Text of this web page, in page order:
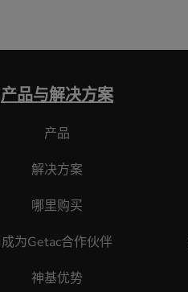
产品与解决方案
产品
解决方案
哪里购买
成为Getac合作伙伴
神基优势